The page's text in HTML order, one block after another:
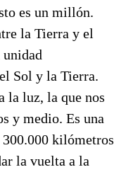
es un millón.
la Tierra y el
unidad
Sol y la Tierra.
la luz, la que nos
y medio. Es una
kilómetros
la vuelta a la